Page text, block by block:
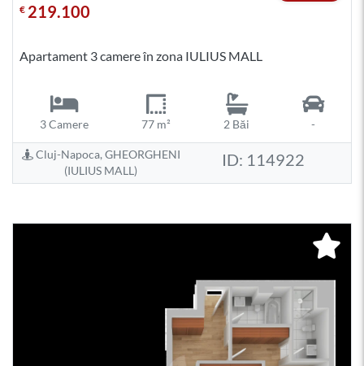
€ 219.100
Apartament 3 camere în zona IULIUS MALL
3 Camere 77 m² 2 Băi -
Cluj-Napoca, GHEORGHENI
(IULIUS MALL)
ID: 114922